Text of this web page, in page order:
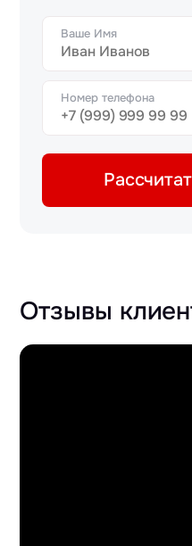
Ваше Имя
Номер телефона
Отзывы